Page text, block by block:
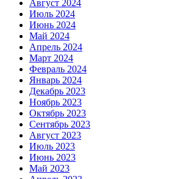
Август 2024
Июль 2024
Июнь 2024
Май 2024
Апрель 2024
Март 2024
Февраль 2024
Январь 2024
Декабрь 2023
Ноябрь 2023
Октябрь 2023
Сентябрь 2023
Август 2023
Июль 2023
Июнь 2023
Май 2023